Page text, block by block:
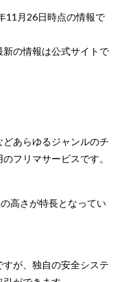
11月26日時点の情報で
の情報は公式サイトで
あらゆるジャンルのチ
フリマサービスです。
高さが特長となってい
が、独自の安全システ